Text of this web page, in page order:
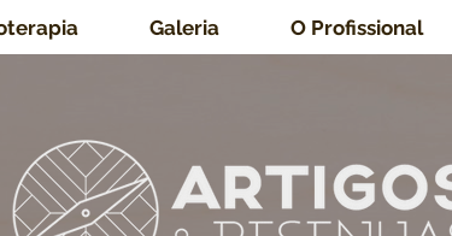
Galeria O Profissional